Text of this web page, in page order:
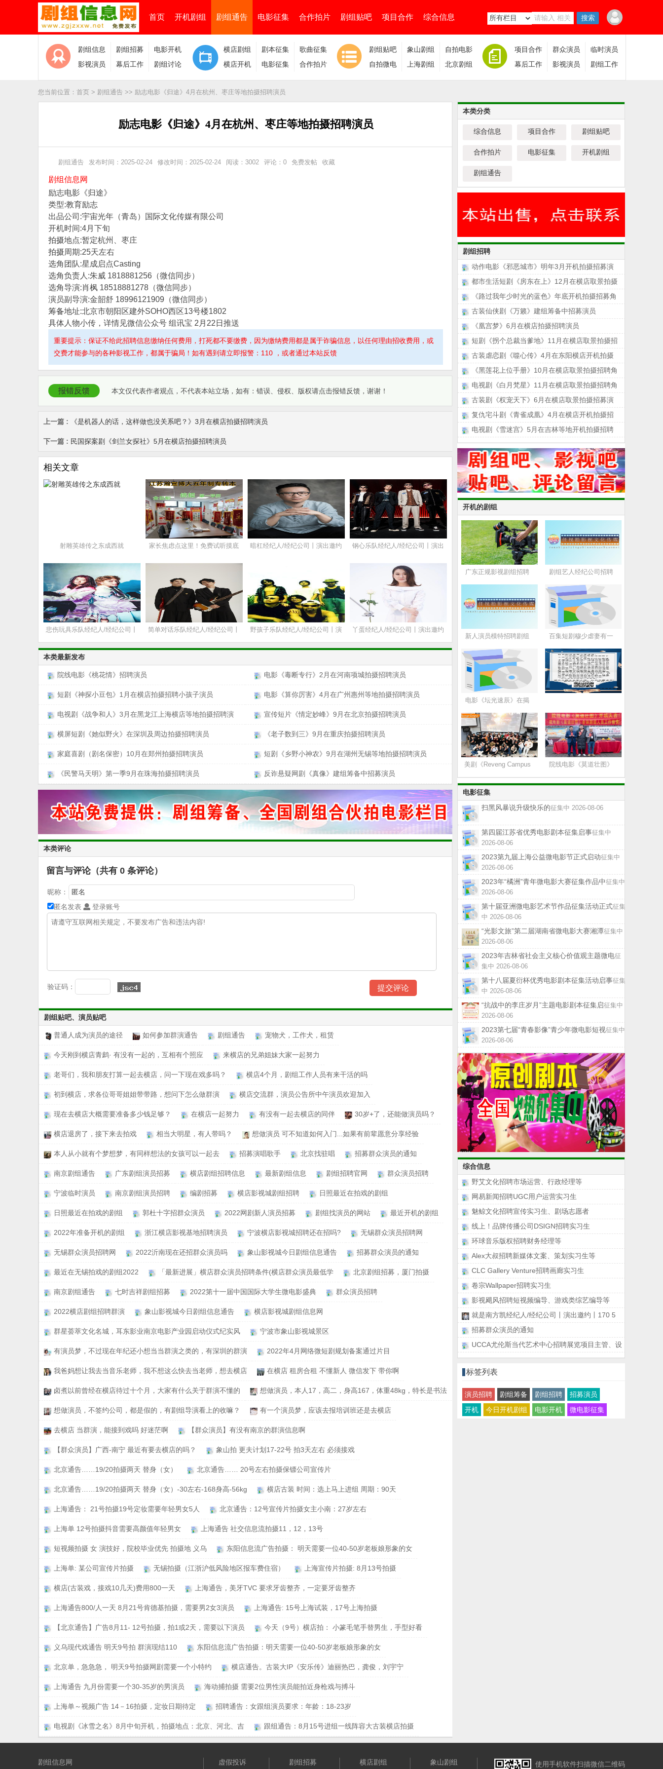
首页 开机剧组 剧组通告 电影征集 合作拍片 剧组贴吧 项目合作 综合信息
剧组信息 剧组招募
电影开机
影视演员
幕后工作 剧组讨论
横店剧组 剧本征集
歌曲征集
横店开机
电影征集 合作拍片
剧组贴吧 象山剧组
自拍电影
自拍微电
影
上海剧组 北京剧组
项目合作 群众演员
临时演员
幕后工作
影视演员 剧组工作
您当前位置： 首页 > 剧组通告 >> 励志电影《归途》4月在杭州、枣庄等地拍摄招聘演员
励志电影《归途》4月在杭州、枣庄等地拍摄招聘演员
剧组通告 发布时间：2025-02-24 修改时间：2025-02-24 阅读： 3002 评论： 0 免费发帖 收藏
剧组信息网
励志电影《归途》
类型:教育励志
出品公司:宇宙光年（青岛）国际文化传媒有限公司
开机时间:4月下旬
拍摄地点:暂定杭州、枣庄
拍摄周期:25天左右
选角团队:星成启点Casting
选角负责人:朱威 1818881256（微信同步）
选角导演:肖枫 18518881278（微信同步）
演员副导演:金韶舒 18996121909（微信同步）
筹备地址:北京市朝阳区建外SOHO西区13号楼1802
具体人物小传，详情见微信公众号 组讯宝 2月22日推送
重要提示：保证不给此招聘信息缴纳任何费用，打死都不要缴费，因为缴纳费用都是属于诈骗信息，以任何理由招收费用，或
交费才能参与的各种影视工作，都属于骗局！如有遇到请立即报警：110 ，或者通过本站反馈
报错反馈 本文仅代表作者观点，不代表本站立场，如有：错误、侵权、版权请点击报错反馈，谢谢！
上一篇 : 《是机器人的话，这样做也没关系吧？》3月在横店拍摄招聘演员
下一篇 : 民国探案剧《剑兰女探社》5月在横店拍摄招聘演员
相关文章
射雕英雄传之东成西就
家长焦虑点这里！免费试听摸底
暗杠经纪人/经纪公司丨演出邀约
钢心乐队经纪人/经纪公司丨演出
悲伤玩具乐队经纪人/经纪公司丨
简单对话乐队经纪人/经纪公司丨
野孩子乐队经纪人/经纪公司丨演
丫蛋经纪人/经纪公司丨演出邀约
本类最新发布
院线电影《桃花情》招聘演员 电影《毒断专行》2月在河南项城拍摄招聘演员
短剧《神探小豆包》1月在横店拍摄招聘小孩子演员 电影《算你厉害》4月在广州惠州等地拍摄招聘演员
电视剧《战争和人》3月在黑龙江上海横店等地拍摄招聘演 宣传短片《情定妙峰》9月在北京拍摄招聘演员
横屏短剧《她似野火》在深圳及周边拍摄招聘演员 《老子数到三》9月在重庆拍摄招聘演员
家庭喜剧（剧名保密）10月在郑州拍摄招聘演员 短剧《乡野小神农》9月在湖州无锡等地拍摄招聘演员
《民警马天明》第一季9月在珠海拍摄招聘演员 反诈悬疑网剧《真像》建组筹备中招募演员
本类评论
留言与评论（共有 0 条评论）
昵称：
匿名发表
登录账号
验证码：
剧组贴吧、演员贴吧
普通人成为演员的途径 如何参加群演通告 剧组通告 宠物犬，工作犬，租赁
今天刚到横店青鹧· 有没有一起的，互相有个照应 来横店的兄弟姐妹大家一起努力
老哥们，我和朋友打算一起去横店，问一下现在戏多吗？ 横店4个月，剧组工作人员有来干活的吗
初到横店，求各位哥哥姐姐带带路，想问下怎么做群演 横店交流群，演员公告所中午演员欢迎加入
现在去横店大概需要准备多少钱足够？ 在横店一起努力 有没有一起去横店的同伴 30岁+了，还能做演员吗？
横店退房了，接下来去拍戏 相当大明星，有人带吗？ 想做演员 可不知道如何入门...如果有前辈愿意分享经验
本人从小就有个梦想梦，有同样想法的女孩可以一起去 招募演唱歌手 北京找驻唱 招募群众演员的通知
南京剧组通告 广东剧组演员招募 横店剧组招聘信息 最新剧组信息 剧组招聘官网 群众演员招聘
宁波临时演员 南京剧组演员招聘 编剧招募 横店影视城剧组招聘 日照最近在拍戏的剧组
日照最近在拍戏的剧组 郭杜十字招群众演员 2022网剧新人演员招募 剧组找演员的网站 最近开机的剧组
2022年准备开机的剧组 浙江横店影视基地招聘演员 宁波横店影视城招聘还在招吗? 无锡群众演员招聘网
无锡群众演员招聘网 2022沂南现在还招群众演员吗 象山影视城今日剧组信息通告 招募群众演员的通知
最近在无锡拍戏的剧组2022 「最新进展」横店群众演员招聘条件(横店群众演员最低学 北京剧组招募，厦门拍摄
南京剧组通告 七时吉祥剧组招募 2022第十一届中国国际大学生微电影盛典 群众演员招聘
2022横店剧组招聘群演 象山影视城今日剧组信息通告 横店影视城剧组信息网
群星荟萃文化名城，耳东影业南京电影产业园启动仪式纪实风 宁波市象山影视城景区
有演员梦，不过现在年纪还小想当当群演之类的，有深圳的群演 2022年4月网络微短剧规划备案通过片目
我爸妈想让我去当音乐老师，我不想这么快去当老师，想去横店 在横店 租房合租 不懂新人 微信发下 带你啊
卤煮以前曾经在横店待过十个月，大家有什么关于群演不懂的 想做演员，本人17，高二，身高167，体重48kg，特长是书法
想做演员，不签约公司，都是假的，有剧组导演看上的收嘛？ 有一个演员梦，应该去报培训班还是去横店
去横店 当群演，能接到戏吗 好迷茫啊 【群众演员】有没有南京的群演信息啊
【群众演员】广西-南宁 最近有要去横店的吗？ 象山拍 ️更夫计划17-22号 拍3天左右 必须接戏
北京通告……19/20拍摄两天 替身（女） 北京通告…… 20号左右拍摄保镖公司宣传片
北京通告……19/20拍摄两天 替身（女）-30左右-168身高-56kg 横店古装 时间：选上马上进组 周期：90天
上海通告： 21号拍摄19号定妆需要年轻男女5人 北京通告：12号宣传片拍摄女主小南：27岁左右
上海单 12号拍摄抖音需要高颜值年轻男女 上海通告 社交信息流拍摄11，12，13号
短视频拍摄 女 演技好，院校毕业优先 拍摄地 义乌 东阳信息流广告拍摄： 明天需要一位40-50岁老板娘形象的女
上海单: 某公司宣传片拍摄 无锡拍摄（江浙沪低风险地区报车费住宿） 上海宣传片拍摄: 8月13号拍摄
横店(古装戏，接戏10几天)费用800一天 上海通告，美牙TVC 要求牙齿整齐，一定要牙齿整齐
上海通告800/人一天 8月21号肯德基拍摄，需要男2女3演员 上海通告: 15号上海试装，17号上海拍摄
【北京通告】广告8月11- 12号拍摄，拍1或2天，需要以下演员 今天（9号）横店拍： 小篆毛笔手替男生，手型好看
义乌现代戏通告 明天9号拍 群演现结110 东阳信息流广告拍摄：明天需要一位40-50岁老板娘形象的女
北京单，急急急， 明天9号拍摄网剧需要一个小特约 横店通告。古装大IP《安乐传》迪丽热巴，龚俊，刘宇宁
上海通告 九月份需要一个30-35岁的男演员 海动捕拍摄 需要2位男性演员能拍近身枪戏与搏斗
上海单～视频广告 14－16拍摄，定妆日期待定 招聘通告：女跟组演员要求：年龄：18-23岁
电视剧《冰雪之名》8月中旬开机，拍摄地点：北京、河北、吉 跟组通告：8月15号进组一线阵容大古装横店拍摄
本类分类
综合信息 项目合作 剧组贴吧
合作拍片 电影征集 开机剧组
剧组通告
剧组招聘
动作电影《邪恶城市》明年3月开机拍摄招募演
都市生活短剧《房东在上》12月在横店取景拍摄
《路过我年少时光的蓝色》年底开机拍摄招募角
古装仙侠剧《万籁》建组筹备中招募演员
《凰宫梦》6月在横店拍摄招聘演员
短剧《拐个总裁当爹地》11月在横店取景拍摄招
古装虐恋剧《噬心传》4月在东阳横店开机拍摄
《黑莲花上位手册》10月在横店取景拍摄招聘角
电视剧《白月梵星》11月在横店取景拍摄招聘角
古装剧《权宠天下》6月在横店取景拍摄招募演
复仇宅斗剧《青雀成凰》4月在横店开机拍摄招
电视剧《雪迷宫》5月在吉林等地开机拍摄招聘
开机的剧组
广东正规影视剧组招聘 剧组艺人经纪公司招聘
新人演员模特招聘剧组 百集短剧穆少虐妻有一
电影《坛光速辰》在揭
美剧《Reveng Campus 院线电影《莫道壮图》
电影征集
扫黑风暴说升级快乐的征集中 2026-08-06
第四届江苏省优秀电影剧本征集启事征集中
2026-08-06
2023第九届上海公益微电影节正式启动征集中
2026-08-06
2023年“橘洲”青年微电影大赛征集作品中征集中
2026-08-06
第十届亚洲微电影艺术节作品征集活动正式征集
中 2026-08-06
“光影文旅”第二届湖南省微电影大赛湘潭征集中
2026-08-06
2023年吉林省社会主义核心价值观主题微电征
集中 2026-08-06
第十八届夏衍杯优秀电影剧本征集活动启事征集
中 2026-08-06
“抗战中的李庄岁月”主题电影剧本征集启征集中
2026-08-06
2023第七届“青春影像”青少年微电影短视征集中
2026-08-06
综合信息
野艾文化招聘市场运营、行政经理等
网易新闻招聘UGC用户运营实习生
魅鲸文化招聘宣传实习生、剧场志愿者
线上！品牌传播公司DSIGN招聘实习生
环球音乐版权招聘财务经理等
Alex大叔招聘新媒体文案、策划实习生等
CLC Gallery Venture招聘画廊实习生
卷宗Wallpaper招聘实习生
影视飓风招聘短视频编导、游戏类综艺编导等
就是南方凯经纪人/经纪公司丨演出邀约丨170 5
招募群众演员的通知
UCCA尤伦斯当代艺术中心招聘展览项目主管、设
标签列表
演员招聘 剧组筹备 剧组招聘
招募演员
开机
今日开机剧组 电影开机 微电影征集
剧组信息网 虚假投诉 剧组招募 横店剧组 象山剧组 使用手机软件扫描微信二维码